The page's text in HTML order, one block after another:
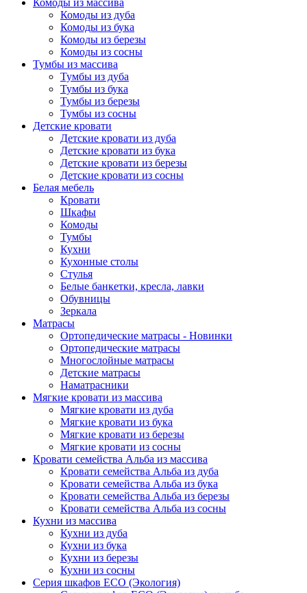
Комоды из массива
Комоды из дуба
Комоды из бука
Комоды из березы
Комоды из сосны
Тумбы из массива
Тумбы из дуба
Тумбы из бука
Тумбы из березы
Тумбы из сосны
Детские кровати
Детские кровати из дуба
Детские кровати из бука
Детские кровати из березы
Детские кровати из сосны
Белая мебель
Кровати
Шкафы
Комоды
Тумбы
Кухни
Кухонные столы
Стулья
Белые банкетки, кресла, лавки
Обувницы
Зеркала
Матрасы
Ортопедические матрасы - Новинки
Ортопедические матрасы
Многослойные матрасы
Детские матрасы
Наматрасники
Мягкие кровати из массива
Мягкие кровати из дуба
Мягкие кровати из бука
Мягкие кровати из березы
Мягкие кровати из сосны
Кровати семейства Альба из массива
Кровати семейства Альба из дуба
Кровати семейства Альба из бука
Кровати семейства Альба из березы
Кровати семейства Альба из сосны
Кухни из массива
Кухни из дуба
Кухни из бука
Кухни из березы
Кухни из сосны
Серия шкафов ECO (Экология)